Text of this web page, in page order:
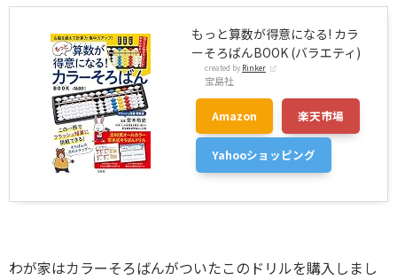
もっと算数が得意になる! カラ
ーそろばんBOOK (バラエティ)
created by Rinker
宝島社
Amazon 楽天市場
Yahooショッピング
わが家はカラーそろばんがついたこのドリルを購入しまし